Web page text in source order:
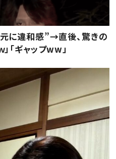
に違和感”→直後、驚きの
「ギャップww」